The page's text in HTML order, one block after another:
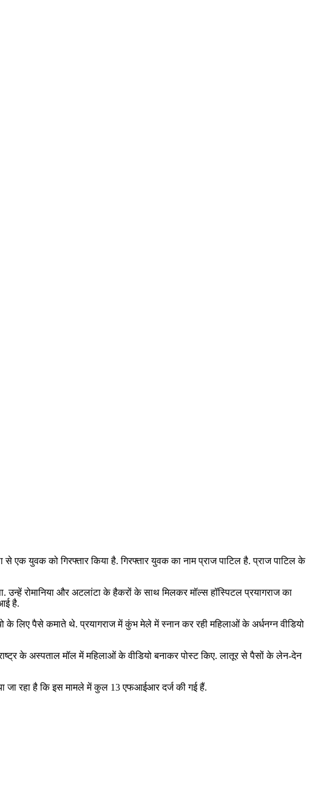
एक युवक को गिरफ्तार किया है. गिरफ्तार युवक का नाम प्राज पाटिल है. प्राज पाटिल के
रोमानिया और अटलांटा के हैकरों के साथ मिलकर मॉल्स हॉस्पिटल प्रयागराज का
है.
लिए पैसे कमाते थे. प्रयागराज में कुंभ मेले में स्नान कर रही महिलाओं के अर्धनग्न वीडियो
के अस्पताल मॉल में महिलाओं के वीडियो बनाकर पोस्ट किए. लातूर से पैसों के लेन-देन
जा रहा है कि इस मामले में कुल 13 एफआईआर दर्ज की गई हैं.